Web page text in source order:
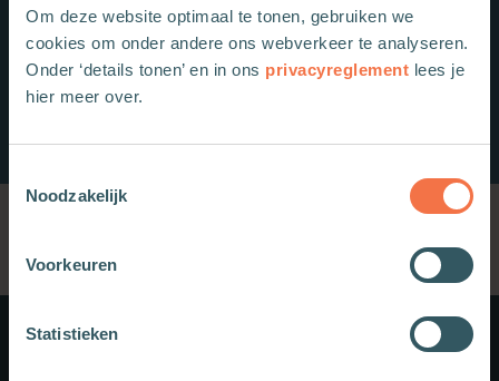
Om deze website optimaal te tonen, gebruiken we
cookies om onder andere ons webverkeer te analyseren.
Onder ‘details tonen’ en in ons privacyreglement lees je
hier meer over.
Noodzakelijk
Voorkeuren
Statistieken